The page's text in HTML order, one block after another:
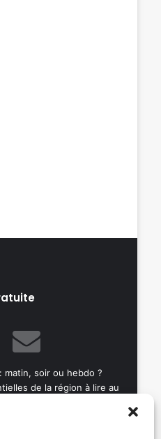
matin, soir ou hebdo ?
de la région à lire au